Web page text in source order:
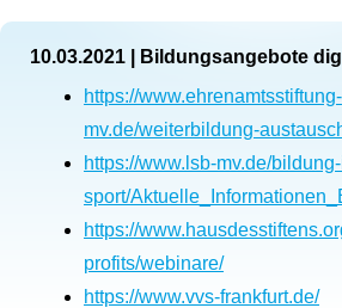
10.03.2021
Bildungsangebote
https://www.ehrenamtsstiftung-
mv.de/weiterbildung-
https://www.lsb-mv.de/
sport/
https://
profits/webinare/
https://www.vvs-frankfurt.de/